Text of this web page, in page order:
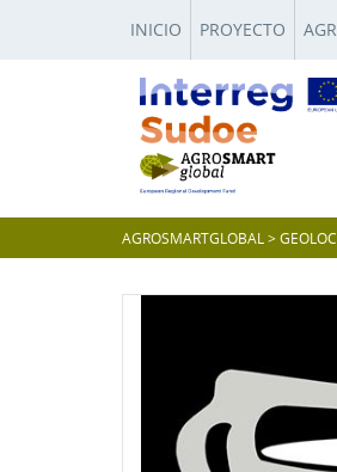
INICIO PROYECTO
AGROSMARTGLOBAL >